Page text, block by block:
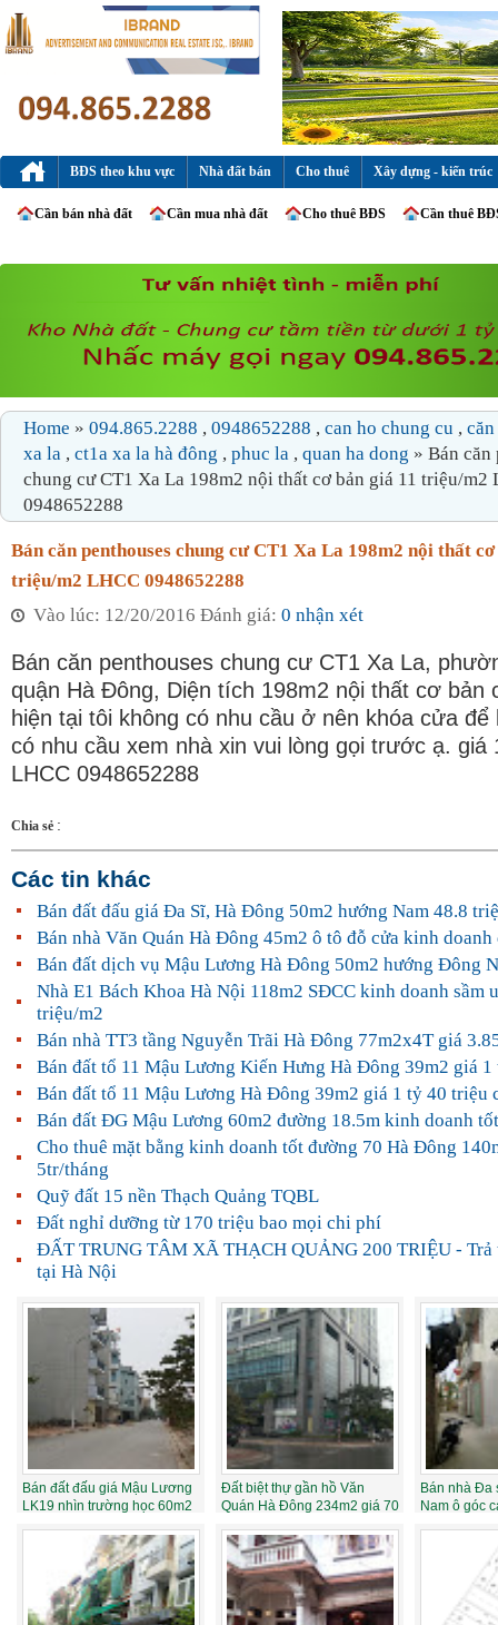
BĐS theo khu vực Nhà đất bán Cho thuê Xây dựng - kiến trúc
Cần bán nhà đất Cần mua nhà đất Cho thuê BĐS Cần thuê
Home » 094.865.2288 , 0948652288 , can ho chung cu ,
xa la , ct1a xa la hà đông , phuc la , quan ha dong » Bán căn
chung cư CT1 Xa La 198m2 nội thất cơ bản giá 11 triệu/m2
0948652288
Bán căn penthouses chung cư CT1 Xa La 198m2 nội thất
triệu/m2 LHCC 0948652288
Vào lúc: 12/20/2016 Đánh giá: 0 nhận xét
Bán căn penthouses chung cư CT1 Xa La,
quận Hà Đông, Diện tích 198m2 nội thất cơ bản
hiện tại tôi không có nhu cầu ở nên khóa cửa để
có nhu cầu xem nhà xin vui lòng gọi trước ạ. giá
LHCC 0948652288
Chia sẻ :
Các tin khác
Bán đất đấu giá Đa Sĩ, Hà Đông 50m2 hướng Nam 48.8
Bán nhà Văn Quán Hà Đông 45m2 ô tô đỗ cửa kinh
Bán đất dịch vụ Mậu Lương Hà Đông 50m2 hướng Đông
Nhà E1 Bách Khoa Hà Nội 118m2 SĐCC kinh doanh sầm
triệu/m2
Bán nhà TT3 tầng Nguyễn Trãi Hà Đông 77m2x4T giá
Bán đất tổ 11 Mậu Lương Kiến Hưng Hà Đông 39m2 giá
Bán đất tổ 11 Mậu Lương Hà Đông 39m2 giá 1 tỷ 40 triệu
Bán đất ĐG Mậu Lương 60m2 đường 18.5m kinh doanh
Cho thuê mặt bằng kinh doanh tốt đường 70 Hà Đông
5tr/tháng
Quỹ đất 15 nền Thạch Quảng TQBL
Đất nghỉ dưỡng từ 170 triệu bao mọi chi phí
ĐẤT TRUNG TÂM XÃ THẠCH QUẢNG 200 TRIỆU - Trả
tại Hà Nội
Bán đất đấu giá Mậu Lương
LK19 nhìn trường học 60m2
Đất biệt thự gần hồ Văn
Quán Hà Đông 234m2 giá 70
Bán nhà Đa
Nam ô góc